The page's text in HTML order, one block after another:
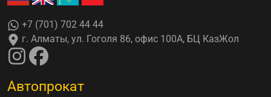
+7 (701) 702 44 44
г. Алматы, ул. Гоголя 86, офис 100А, БЦ КазЖол
Автопрокат